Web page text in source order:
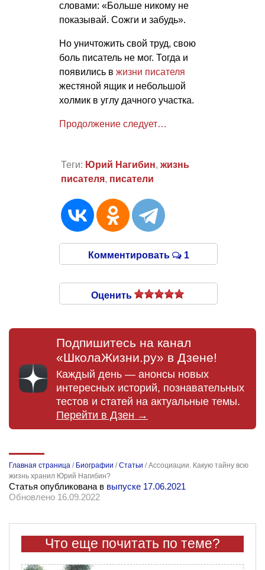
словами: «Больше никому не
показывай. Сожги и забудь».
Но уничтожить свой труд, свою
боль писатель не мог. Тогда и
появились в жизни писателя
жестяной ящик и небольшой
холмик в углу дачного участка.
Продолжение следует…
Теги: Юрий Нагибин, жизнь
писателя, писатели
Комментировать 1
Оценить
Подпишитесь на канал
«ШколаЖизни.ру» в Дзене!
Каждый день — анонсы новых
интересных историй, познавательных
тестов и статей на актуальные темы.
Перейти в Дзен →
Главная страница / Биографии /Статьи /Ассоциации. Какую тайну всю
жизнь хранил Юрий Нагибин?
Статья опубликована в выпуске 17.06.2021
Обновлено 16.09.2022
Что еще почитать по теме?